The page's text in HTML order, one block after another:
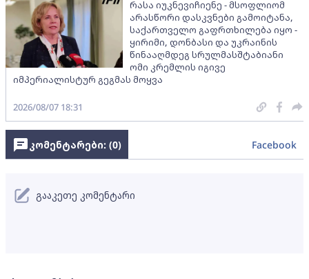
რასა იუკნევიჩიენე - მსოფლიომ
არასწორი დასკვნები გამოიტანა,
საქართველო გაფრთხილება იყო -
ყირიმი, დონბასი და უკრაინის
წინააღმდეგ სრულმასშტაბიანი
ომი კრემლის იგივე
იმპერიალისტურ გეგმას მოყვა
2026/08/07 18:31
კომენტარები: (0) Facebook
გააკეთე კომენტარი